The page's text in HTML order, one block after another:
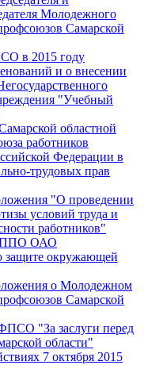
Молодежного
Самарской
в 2015 году
и о внесении
"Учебный
областной
работников
Федерации в
трудовых прав
"О проведении
условий труда и
работников"
ППО ОАО
окружающей
о Молодежном
Самарской
"За заслуги перед
области"
7 октября 2015